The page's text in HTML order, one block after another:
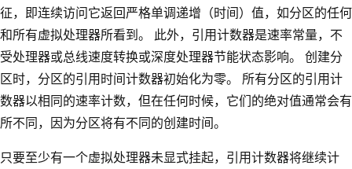
征，即连续访问它返回严格单调递增（时间）值，如分区的任何
和所有虚拟处理器所看到。 此外，引用计数器是速率常量，不
受处理器或总线速度转换或深度处理器节能状态影响。 创建分
区时，分区的引用时间计数器初始化为零。 所有分区的引用计
数器以相同的速率计数，但在任何时候，它们的绝对值通常会有
所不同，因为分区将有不同的创建时间。
只要至少有一个虚拟处理器未显式挂起，引用计数器将继续计